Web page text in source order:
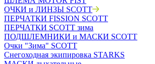
ОЧКИ и ЛИНЗЫ SCOTT
ПЕРЧАТКИ FISSION SCOTT
ПЕРЧАТКИ SCOTT зима
ПОДШЛЕМНИКИ и МАСКИ SCOTT
Очки "Зима" SCOTT
Снегоходная экипировка STARKS